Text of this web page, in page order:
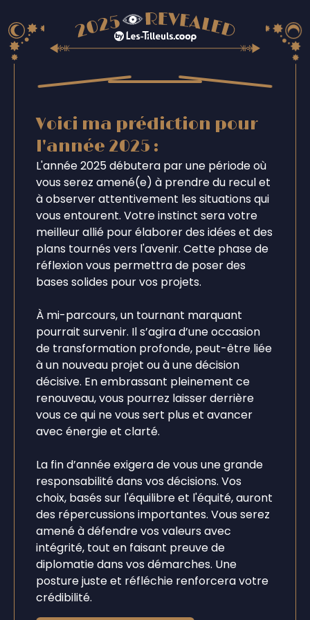
Voici ma prédiction pour
l'année 2025 :
L'année 2025 débutera par une période où
vous serez amené(e) à prendre du recul et
à observer attentivement les situations qui
vous entourent. Votre instinct sera votre
meilleur allié pour élaborer des idées et des
plans tournés vers l'avenir. Cette phase de
réflexion vous permettra de poser des
bases solides pour vos projets.
À mi-parcours, un tournant marquant
pourrait survenir. Il s’agira d’une occasion
de transformation profonde, peut-être liée
à un nouveau projet ou à une décision
décisive. En embrassant pleinement ce
renouveau, vous pourrez laisser derrière
vous ce qui ne vous sert plus et avancer
avec énergie et clarté.
La fin d’année exigera de vous une grande
responsabilité dans vos décisions. Vos
choix, basés sur l'équilibre et l'équité, auront
des répercussions importantes. Vous serez
amené à défendre vos valeurs avec
intégrité, tout en faisant preuve de
diplomatie dans vos démarches. Une
posture juste et réfléchie renforcera votre
crédibilité.